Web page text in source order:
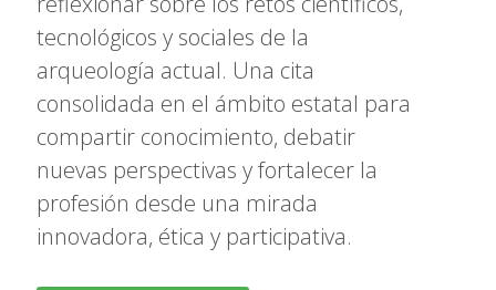
tecnológicos y sociales de la
arqueología actual. Una cita
consolidada en el ámbito estatal para
compartir conocimiento, debatir
nuevas perspectivas y fortalecer la
profesión desde una mirada
innovadora, ética y participativa.